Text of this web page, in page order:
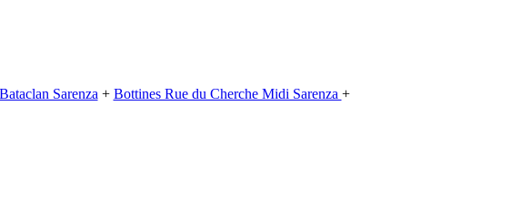
Sarenza + Bottines Rue du Cherche Midi Sarenza +